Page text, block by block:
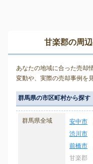
甘楽郡の周
あなたの地域に合った売却
変動や、実際の売却事例を
群馬県の市区町村から探す
群馬県全域 安中市
渋川市
前橋市
甘楽郡